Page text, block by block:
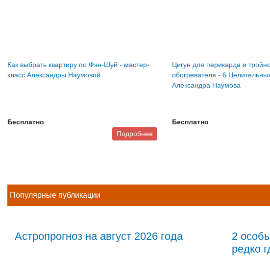
Как выбрать квартиру по Фэн-Шуй - мастер-
класс Александры Наумовой
Бесплатно
Подробнее
Цигун для перикарда и
обогревателя - 6
Александра Наумова
Бесплатно
Популярные публикации
Астропрогноз на август 2026 года
2
редко